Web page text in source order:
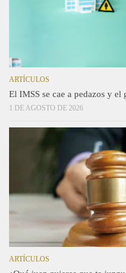
ARTÍCULOS
El IMSS se cae a pedazos y
1 DE AGOSTO DE 2026
ARTÍCULOS